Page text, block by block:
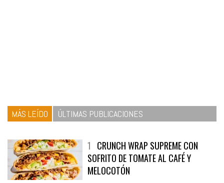
MÁS LEÍDO ÚLTIMAS PUBLICACIONES
1 CRUNCH WRAP SUPREME CON
SOFRITO DE TOMATE AL CAFÉ Y
MELOCOTÓN